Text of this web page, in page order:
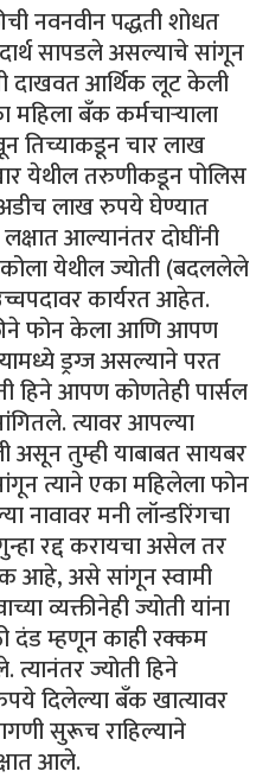
नवनवीन पद्धती शोधत
सापडले असल्याचे सांगून
दाखवत आर्थिक लूट केली
बँक कर्मचाऱ्याला
तिच्याकडून चार लाख
येथील तरुणीकडून पोलिस
अडीच लाख रुपये घेण्यात
आल्यानंतर दोघींनी
येथील ज्योती (बदललेले
कार्यरत आहेत.
फोन केला आणि आपण
ड्रग्ज असल्याने परत
हिने आपण कोणतेही पार्सल
त्यावर आपल्या
तुम्ही याबाबत सायबर
त्याने एका महिलेला फोन
नावावर मनी लॉन्डरिंगचा
रद्द करायचा असेल तर
आहे, असे सांगून स्वामी
व्यक्तीनेही ज्योती यांना
दंड म्हणून काही रक्कम
ज्योती हिने
दिलेल्या बँक खात्यावर
सुरूच राहिल्याने
आले.